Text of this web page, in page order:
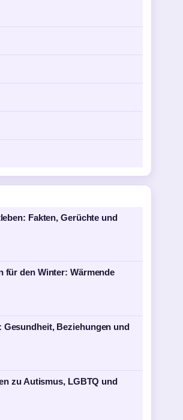
Fakten, Gerüchte und
für den Winter: Wärmende
Gesundheit, Beziehungen und
zu Autismus, LGBTQ und